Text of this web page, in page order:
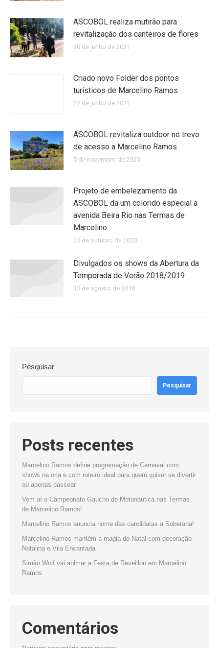
ASCOBOL realiza mutirão para
revitalização dos canteiros de flores
30 de junho de 2021
Criado novo Folder dos pontos
turísticos de Marcelino Ramos
22 de junho de 2021
ASCOBOL revitaliza outdoor no trevo
de acesso a Marcelino Ramos
5 de novembro de 2020
Projeto de embelezamento da
ASCOBOL da um colorido especial a
avenida Beira Rio nas Termas de
Marcelino
25 de outubro de 2020
Divulgados os shows da Abertura da
Temporada de Verão 2018/2019
13 de agosto de 2018
Pesquisar
Pesquisar
Posts recentes
Marcelino Ramos define programação de Carnaval com
shows na orla e com roteiro ideal para quem quiser se divertir
ou apenas passear
Vem aí o Campeonato Gaúcho de Motonáutica nas Termas
de Marcelino Ramos!
Marcelino Ramos anuncia nome das candidatas a Soberana!
Marcelino Ramos mantém a magia do Natal com decoração
Natalina e Vila Encantada
Simão Wolf vai animar a Festa de Reveillon em Marcelino
Ramos
Comentários